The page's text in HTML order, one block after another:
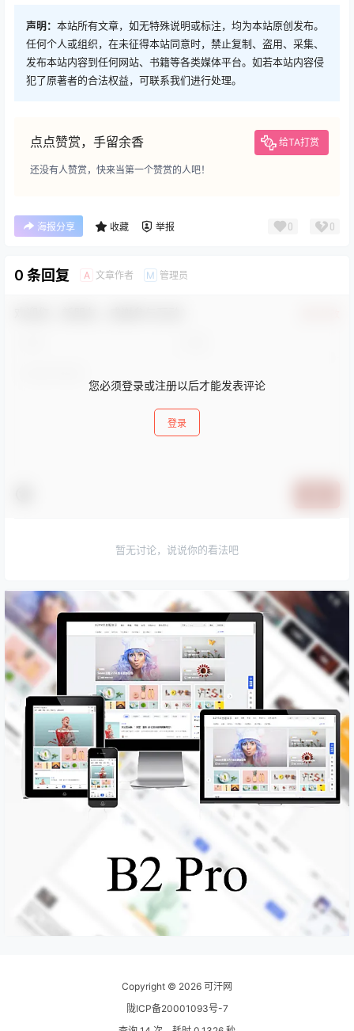
声明： 本站所有文章，如无特殊说明或标注，均为本站原创发布。
任何个人或组织，在未征得本站同意时，禁止复制、盗用、采集、
发布本站内容到任何网站、书籍等各类媒体平台。如若本站内容侵
犯了原著者的合法权益，可联系我们进行处理。
点点赞赏，手留余香 给TA打赏
还没有人赞赏，快来当第一个赞赏的人吧！
海报分享 收藏 举报 0 0
0 条回复 A 文章作者 M 管理员
您必须登录或注册以后才能发表评论
登录
暂无讨论，说说你的看法吧
Copyright © 2026 可汗网
陇ICP备20001093号-7